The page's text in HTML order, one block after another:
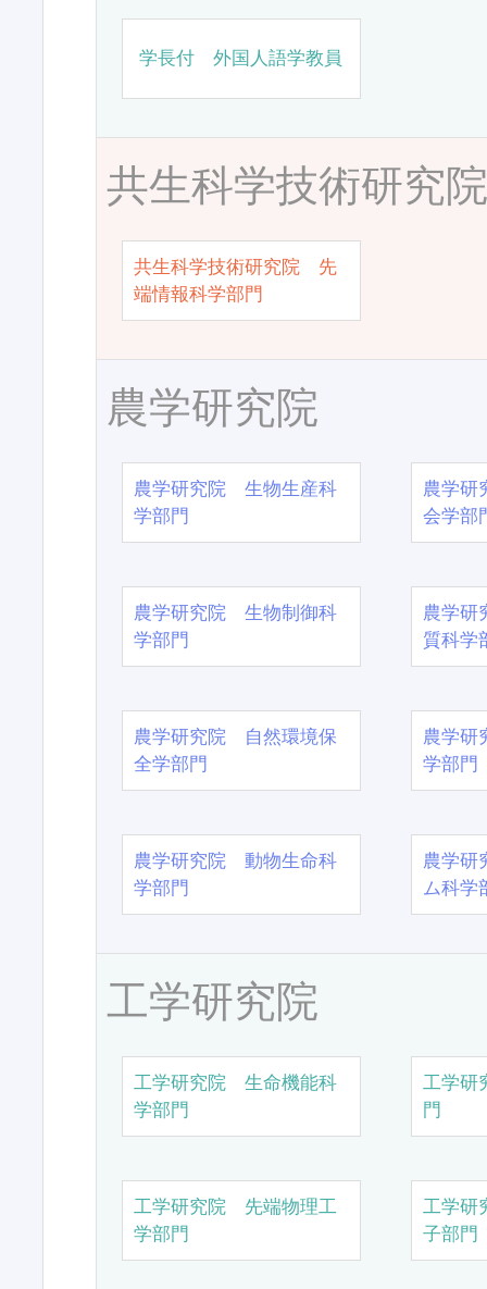
学長付 外国人語学教員
共生科学技術研究
共生科学技術研究院 先
端情報科学部門
農学研究院
農学研究院 生物生産科
学部門
農学
会学部
農学研究院 生物制御科
学部門
農学
質科学
農学研究院 自然環境保
全学部門
農学
学部門
農学研究院 動物生命科
学部門
農学
ム科学
工学研究院
工学研究院 生命機能科
学部門
工学研
門
工学研究院 先端物理工
学部門
工学研
子部門